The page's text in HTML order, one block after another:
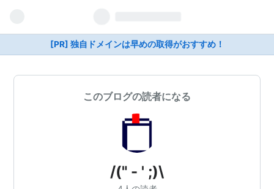
[PR] 独自ドメインは早めの取得がおすすめ！
このブログの読者になる
/(" - ' ;)\